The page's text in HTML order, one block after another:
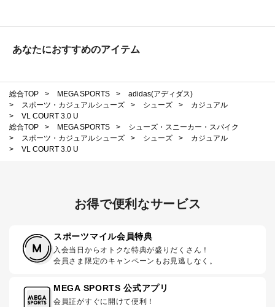
あなたにおすすめのアイテム
総合TOP > MEGA SPORTS >
adidas(アディダス)
>
スポーツ・カジュアルシューズ > シューズ >
カジュアル
>
VL COURT 3.0 U
総合TOP
> MEGA SPORTS >
シューズ・スニーカー・スパイク
>
スポーツ・カジュアルシューズ > シューズ >
カジュアル
>
VL COURT 3.0 U
お得で便利なサービス
スポーツマイル会員特典
入会当日からオトクな特典が盛りだくさん！
会員さま限定のキャンペーンもお見逃しなく。
MEGA SPORTS 公式アプリ
会員証がすぐに開けて便利！